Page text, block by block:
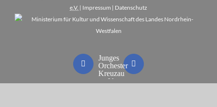
e.V. | Impressum | Datenschutz
Facebook
Junges
Orchester
Kreuzau
e.V.
Instagram